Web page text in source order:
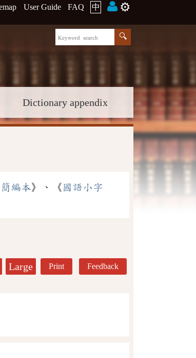
User Guide FAQ 中 ⚙️
Dictionary appendix
編本》、《 國語小字
Large Print Feedback